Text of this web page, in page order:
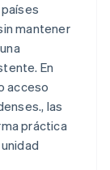
mantener
En
acceso
las
práctica